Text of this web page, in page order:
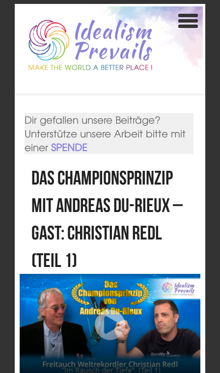
Dir gefallen unsere Beiträge?
Unterstütze unsere Arbeit bitte mit
einer SPENDE
Das Championsprinzip
mit Andreas Du-Rieux –
Gast: Christian Redl
(Teil 1)